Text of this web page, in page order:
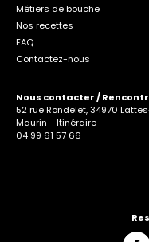
Métiers de bouche
Nos recettes
FAQ
Contactez-nous
Nous contacter /
52 rue Rondelet, 34970
Maurin - Itinéraire
04 99 61 57 66